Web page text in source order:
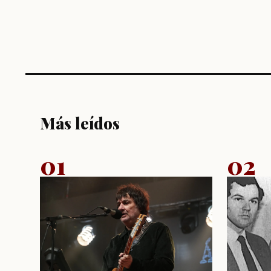
Más leídos
01 02